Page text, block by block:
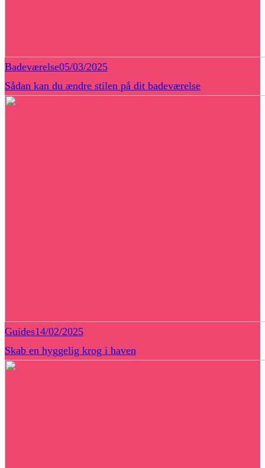
Badeværelse05/03/2025
Sådan kan du ændre stilen på dit badeværelse
Guides14/02/2025
Skab en hyggelig krog i haven